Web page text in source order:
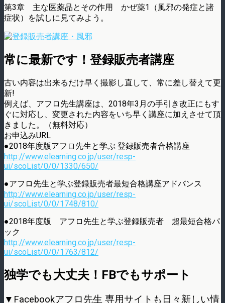
第3章 主な医薬品とその作用 かぜ薬1（風邪の発症と諸
症状）を試しに見てみよう。
常に最新です！登録販売者講座
古い内容は出来るだけ早く撮影し直して、常に差し替えて更
新!
例えば、アフロ先生講座は、2018年3月の手引き改正にもす
ぐに対応し、変更された内容をいち早く講座に加えさせて頂
きました。（無料対応）
お申込みURL
●2018年度版アフロ先生と学ぶ 登録販売者合格講座
http://www.elearning.co.jp/user/resp-
ui/scoList/0/0/1330/650/
●アフロ先生と学ぶ登録販売者最短合格講座アドバンス
http://www.elearning.co.jp/user/resp-
ui/scoList/0/0/1748/810/
●2018年度版 アフロ先生と学ぶ登録販売者 超最短合格パ
ック
http://www.elearning.co.jp/user/resp-
ui/scoList/0/0/1763/812/
独学でも大丈夫！FBでもサポート
▼Facebookアフロ先生 専用サイトも日々新しい情